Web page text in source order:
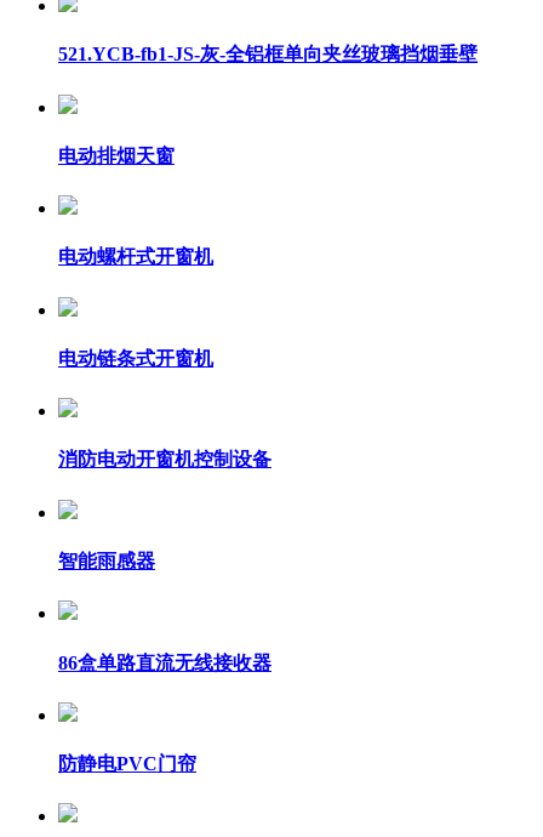
521.YCB-fb1-JS-灰-全铝框单向夹丝玻璃挡烟垂壁
电动排烟天窗
电动螺杆式开窗机
电动链条式开窗机
消防电动开窗机控制设备
智能雨感器
86盒单路直流无线接收器
防静电PVC门帘